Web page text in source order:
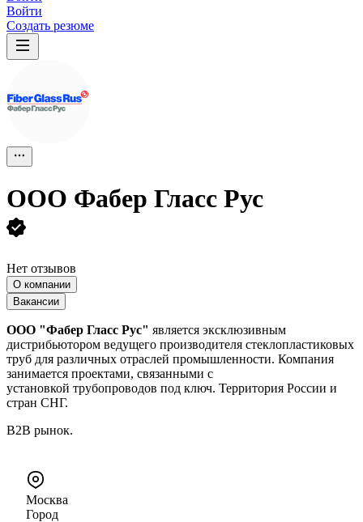
Войти
Создать резюме
ООО Фабер Гласс Рус
Нет отзывов
О компании
Вакансии
ООО "Фабер Гласс Рус" является эксклюзивным
дистрибьютором ведущего производителя стеклопластиковых
труб для различных отраслей промышленности. Компания
занимается проектами, связанными с
установкой трубопроводов под ключ. Территория России и
стран СНГ.
B2B рынок.
Москва
Город